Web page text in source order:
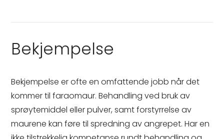
Bekjempelse
Bekjempelse er ofte en omfattende jobb når det
kommer til faraomaur. Behandling ved bruk av
sprøytemiddel eller pulver, samt forstyrrelse av
maurene kan føre til spredning av angrepet. Har en